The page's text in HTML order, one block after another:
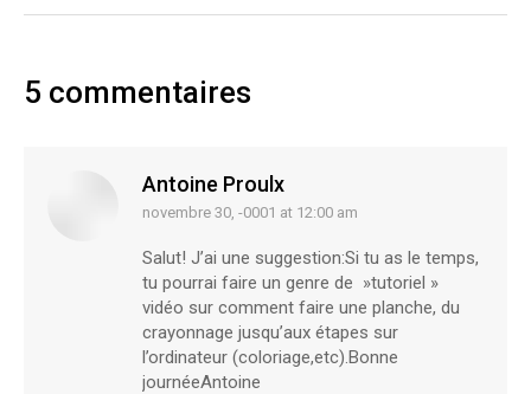
5 commentaires
Antoine Proulx
says:
novembre 30, -0001 at 12:00 am
Salut! J’ai une suggestion:Si tu as le temps,
tu pourrai faire un genre de »tutoriel »
vidéo sur comment faire une planche, du
crayonnage jusqu’aux étapes sur
l’ordinateur (coloriage,etc).Bonne
journéeAntoine